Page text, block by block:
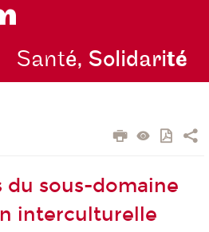
Santé, Solidarité
du sous-domaine
interculturelle